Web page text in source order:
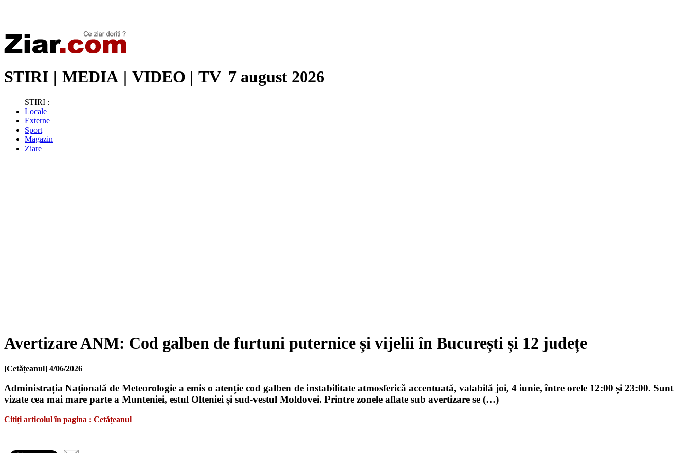
STIRI | MEDIA | VIDEO | TV 7 august 2026
STIRI :
Locale
Externe
Sport
Magazin
Ziare
Avertizare ANM: Cod galben de furtuni puternice și vijelii în București și 12 județe
[Cetățeanul] 4/06/2026
Administrația Națională de Meteorologie a emis o atenție cod galben de instabilitate atmosferică accentuată, valabilă joi, 4 iunie, între orele 12:00 și 23:00. Sunt
vizate cea mai mare parte a Munteniei, estul Olteniei și sud-vestul Moldovei. Printre zonele aflate sub avertizare se (…)
Citiți articolul în pagina : Cetățeanul